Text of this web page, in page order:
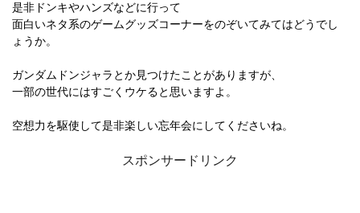
是非ドンキやハンズなどに行って
面白いネタ系のゲームグッズコーナーをのぞいてみてはどうでし
ょうか。
ガンダムドンジャラとか見つけたことがありますが、
一部の世代にはすごくウケると思いますよ。
空想力を駆使して是非楽しい忘年会にしてくださいね。
スポンサードリンク